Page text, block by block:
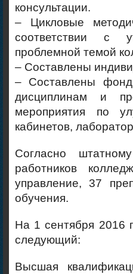
консультации.
– Цикловые
соответствии с
проблемной темой
– Составлены
– Составлены
дисциплинам и
мероприятия по
кабинетов,
Согласно
работников
управление, 37
обучения.
На 1 сентября 2016
следующий:
Высшая